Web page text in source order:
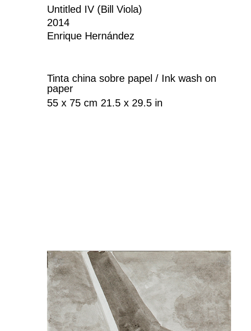
Untitled IV (Bill Viola)
2014
Enrique Hernández
Tinta china sobre papel / Ink wash on
paper
55 x 75 cm 21.5 x 29.5 in